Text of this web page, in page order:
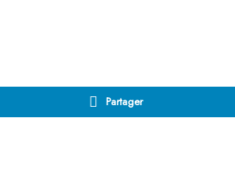
Partager